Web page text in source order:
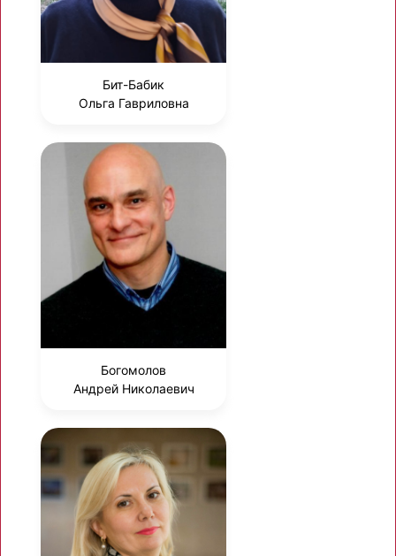
Бит-Бабик
Ольга Гавриловна
Богомолов
Андрей Николаевич